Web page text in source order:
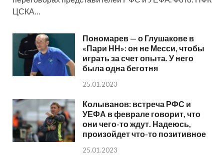
ЦСКА…
Пономарев — о Глушакове в
«Пари НН»: он не Месси, чтобы
играть за счет опыта. У него
была одна беготня
25.01.2023
Колыванов: встреча РФС и
УЕФА в феврале говорит, что
они чего-то ждут. Надеюсь,
произойдет что-то позитивное
25.01.2023